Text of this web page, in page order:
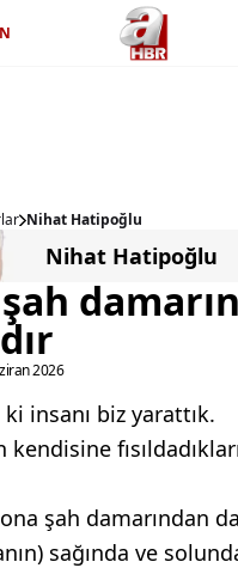
Nihat Hatipoğlu
Nihat Hatipoğlu
2026
ki insanı biz yarattık.
şah damarından
sağında ve